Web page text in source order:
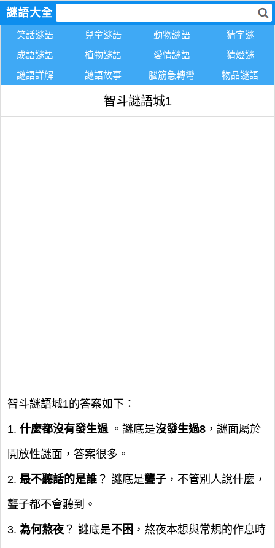
謎語大全
笑話謎語 兒童謎語 動物謎語
猜字謎
成語謎語
植物謎語 愛情謎語
猜燈謎
謎語詳解
謎語故事 腦筋急轉彎 物品謎語
智斗謎語城1
智斗謎語城1的答案如下：
1. 什麼都沒有發生過。謎底是沒發生過8 ，謎面屬於
開放性謎面，答案很多。
2. 最不聽話的是誰 ？ 謎底是聾子 ，不管別人說什麼，
聾子都不會聽到。
3. 為何熬夜 ？ 謎底是不困 ，熬夜本想與常規的作息時